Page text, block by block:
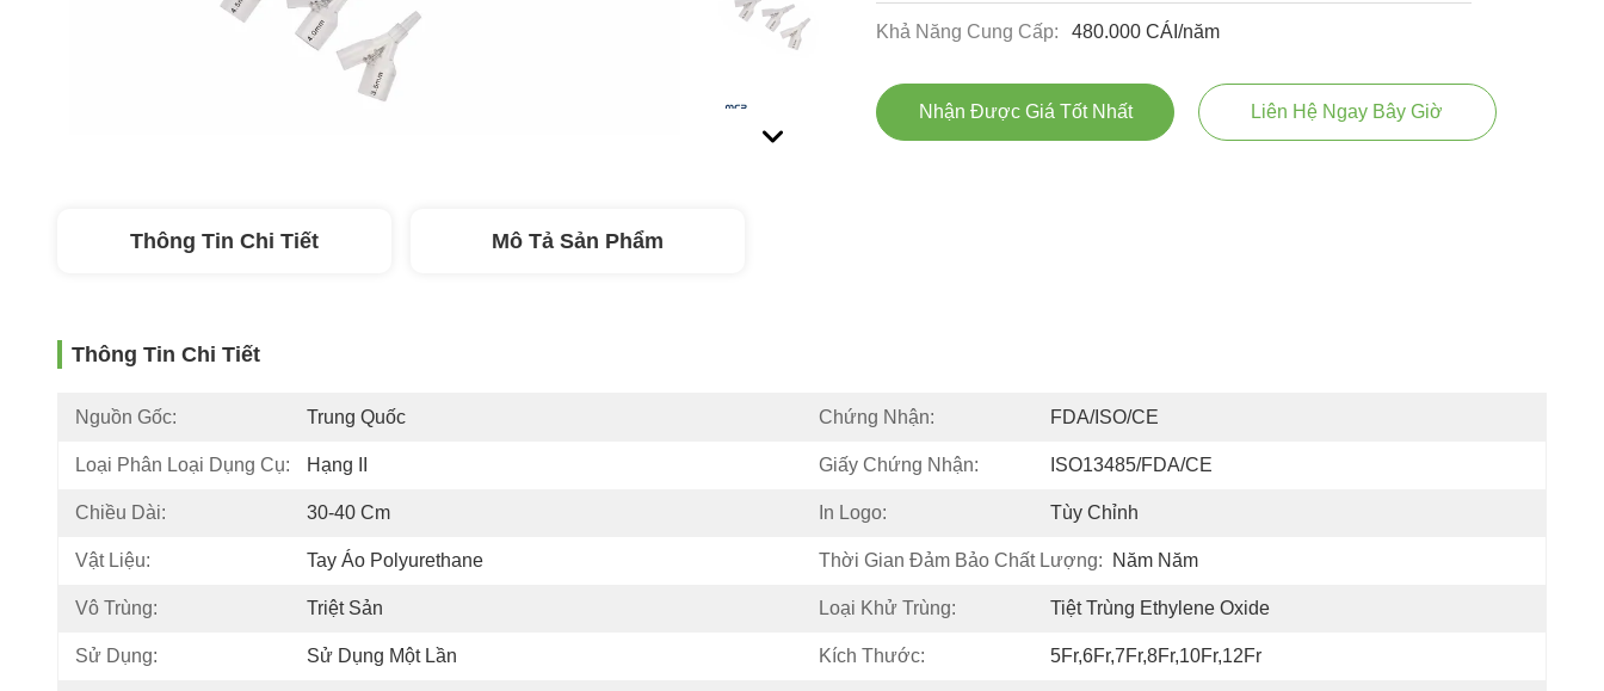
Khả Năng Cung Cấp: 480.000 CÁI/năm
Nhận Được Giá Tốt Nhất Liên Hệ Ngay Bây Giờ
Thông Tin Chi Tiết Mô Tả Sản Phẩm
Thông Tin Chi Tiết
Nguồn Gốc: Trung Quốc Chứng Nhận: FDA/ISO/CE
Loại Phân Loại Dụng Cụ: Hạng II Giấy Chứng Nhận: ISO13485/FDA/CE
Chiều Dài: 30-40 Cm In Logo: Tùy Chỉnh
Vật Liệu: Tay Áo Polyurethane Thời Gian Đảm Bảo Chất Lượng: Năm Năm
Vô Trùng: Triệt Sản Loại Khử Trùng: Tiệt Trùng Ethylene Oxide
Sử Dụng: Sử Dụng Một Lần Kích Thước: 5Fr,6Fr,7Fr,8Fr,10Fr,12Fr